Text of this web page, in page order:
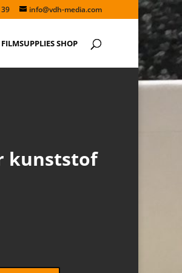
info@vdh-media.com
FILMSUPPLIES SHOP
kunststof